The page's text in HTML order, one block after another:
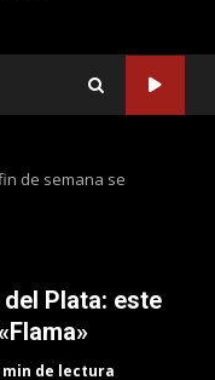
de semana se
Plata: este
min de lectura